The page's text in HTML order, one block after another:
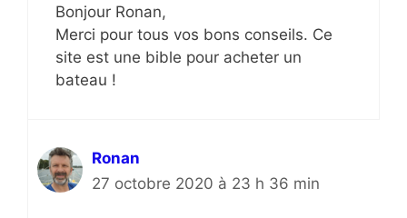
Bonjour Ronan,
Merci pour tous vos bons conseils. Ce
site est une bible pour acheter un
bateau !
Ronan
27 octobre 2020 à 23 h 36 min